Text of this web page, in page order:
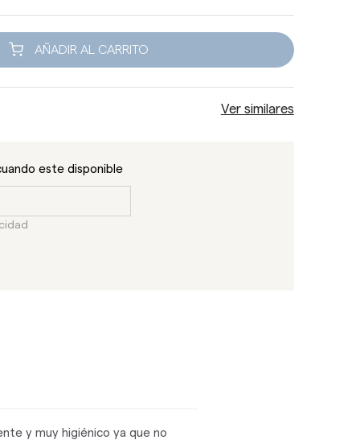
AÑADIR AL CARRITO
Ver similares
este disponible
y muy higiénico ya que no